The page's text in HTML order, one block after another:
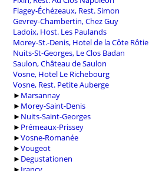
Flagey-Échézeaux, Rest. Simon
Gevrey-Chambertin, Chez Guy
Ladoix, Host. Les Paulands
Morey-St.-Denis, Hotel de la Côte Rôtie
Nuits-St-Georges, Le Clos Badan
Saulon, Château de Saulon
Vosne, Hotel Le Richebourg
Vosne, Rest. Petite Auberge
► Marsannay
► Morey-Saint-Denis
► Nuits-Saint-Georges
► Prémeaux-Prissey
►Vosne-Romanée
►Vougeot
► Degustationen